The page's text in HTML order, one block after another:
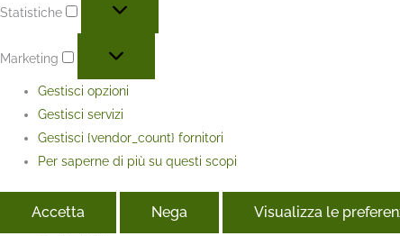
Statistiche
Marketing
Gestisci opzioni
Gestisci servizi
Gestisci {vendor_count} fornitori
Per saperne di più su questi scopi
Accetta Nega Visualizza le